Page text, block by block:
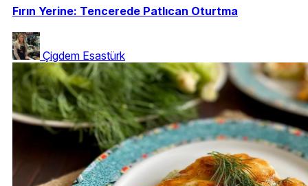
Fırın Yerine: Tencerede Patlıcan Oturtma
Çigdem Esastürk